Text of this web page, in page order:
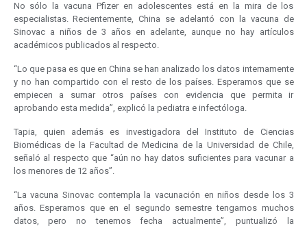
No sólo la vacuna Pfizer en adolescentes está en la mira de los
especialistas. Recientemente, China se adelantó con la vacuna de
Sinovac a niños de 3 años en adelante, aunque no hay artículos
académicos publicados al respecto.
“Lo que pasa es que en China se han analizado los datos internamente
y no han compartido con el resto de los países. Esperamos que se
empiecen a sumar otros países con evidencia que permita ir
aprobando esta medida”, explicó la pediatra e infectóloga.
Tapia, quien además es investigadora del Instituto de Ciencias
Biomédicas de la Facultad de Medicina de la Universidad de Chile,
señaló al respecto que “aún no hay datos suficientes para vacunar a
los menores de 12 años”.
“La vacuna Sinovac contempla la vacunación en niños desde los 3
años. Esperamos que en el segundo semestre tengamos muchos
datos, pero no tenemos fecha actualmente”, puntualizó la